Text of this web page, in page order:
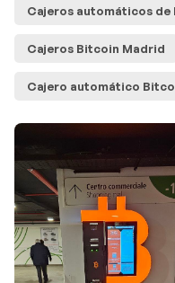
Cajeros automáticos de
Cajeros Bitcoin Madrid
Cajero automático